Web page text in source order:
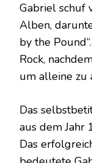
Gabriel schuf
Alben,
by the
Rock,
um alleine zu
Das
aus dem Jahr
Das